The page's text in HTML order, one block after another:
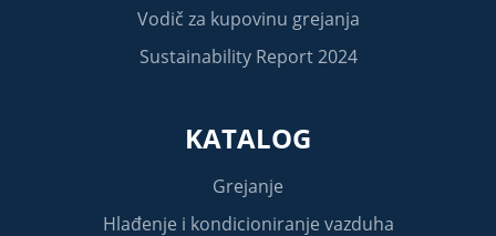
Vodič za kupovinu grejanja
Sustainability Report 2024
KATALOG
Grejanje
Hlađenje i kondicioniranje vazduha